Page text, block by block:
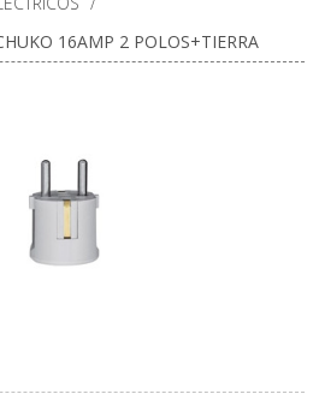
16AMP 2 POLOS+TIERRA